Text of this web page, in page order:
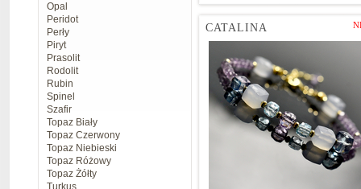
Opal
Peridot
Perły
Piryt
Prasolit
Rodolit
Rubin
Spinel
Szafir
Topaz Biały
Topaz Czerwony
Topaz Niebieski
Topaz Różowy
Topaz Żółty
Turkus
CATALINA